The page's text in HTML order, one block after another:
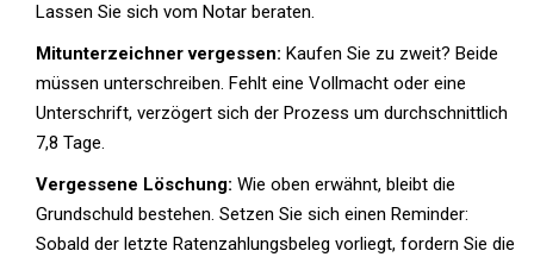
Lassen Sie sich vom Notar beraten.
Mitunterzeichner vergessen: Kaufen Sie zu zweit? Beide
müssen unterschreiben. Fehlt eine Vollmacht oder eine
Unterschrift, verzögert sich der Prozess um durchschnittlich
7,8 Tage.
Vergessene Löschung: Wie oben erwähnt, bleibt die
Grundschuld bestehen. Setzen Sie sich einen Reminder:
Sobald der letzte Ratenzahlungsbeleg vorliegt, fordern Sie die